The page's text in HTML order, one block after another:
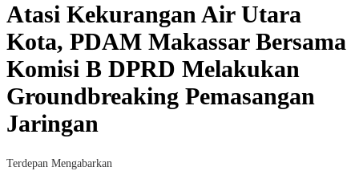
Atasi Kekurangan Air Utara
Kota, PDAM Makassar Bersama
Komisi B DPRD Melakukan
Groundbreaking Pemasangan
Jaringan
Terdepan Mengabarkan